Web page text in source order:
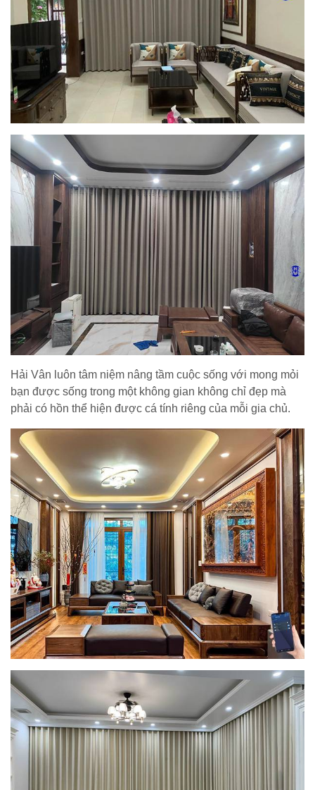
Hải Vân luôn tâm niệm nâng tầm cuộc sống với mong mỏi
bạn được sống trong một không gian không chỉ đẹp mà
phải có hồn thể hiện được cá tính riêng của mỗi gia chủ.